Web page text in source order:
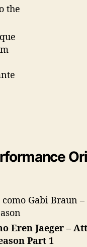
the
Gabi Braun
Eren Jaeger –
Part 1